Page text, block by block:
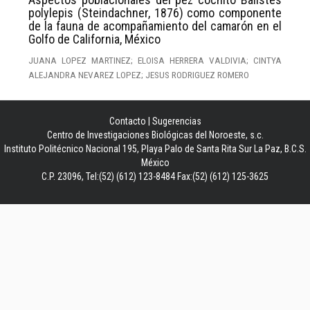
polylepis (Steindachner, 1876) como componente
de la fauna de acompañamiento del camarón en el
Golfo de California, México
JUANA LOPEZ MARTINEZ; ELOISA HERRERA VALDIVIA; CINTYA
ALEJANDRA NEVAREZ LOPEZ; JESUS RODRIGUEZ ROMERO
Contacto
Sugerencias
Centro de Investigaciones Biológicas del Noroeste, s.c.
Instituto Politécnico Nacional 195, Playa Palo de Santa Rita Sur La Paz, B.C.S.
México
C.P. 23096, Tel:(52) (612) 123-8484 Fax:(52) (612) 125-3625